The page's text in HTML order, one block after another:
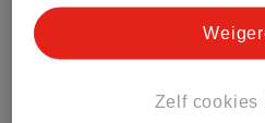
Kruidvat is een
Zelf cookies